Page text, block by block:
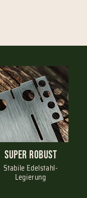
Super Robust
Stabile Edelstahl-
Legierung